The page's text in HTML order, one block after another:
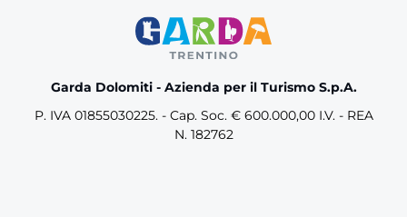
Garda Dolomiti - Azienda per il Turismo S.p.A.
P. IVA 01855030225. - Cap. Soc. € 600.000,00 I.V. - REA
N. 182762